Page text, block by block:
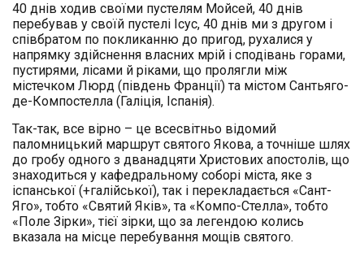
40 днів ходив своїми пустелям Мойсей, 40 днів
перебував у своїй пустелі Ісус, 40 днів ми з другом і
співбратом по покликанню до пригод, рухалися у
напрямку здійснення власних мрій і сподівань горами,
пустирями, лісами й ріками, що пролягли між
містечком Люрд (південь Франції) та містом Сантьяго-
де-Компостелла (Галіція, Іспанія).
Так-так, все вірно – це всесвітньо відомий
паломницький маршрут святого Якова, а точніше шлях
до гробу одного з дванадцяти Христових апостолів, що
знаходиться у кафедральному соборі міста, яке з
іспанської (+галійської), так і перекладається «Сант-
Яго», тобто «Святий Яків», та «Компо-Стелла», тобто
«Поле Зірки», тієї зірки, що за легендою колись
вказала на місце перебування мощів святого.